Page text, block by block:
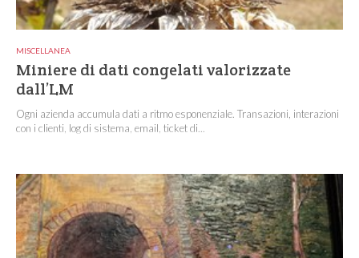
MISCELLANEA
Miniere di dati congelati valorizzate
dall’LM
Ogni azienda accumula dati a ritmo esponenziale. Transazioni, interazioni
con i clienti, log di sistema, email, ticket di...